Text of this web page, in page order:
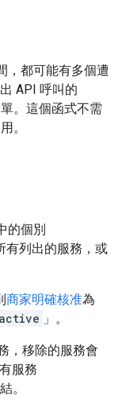
，都可能有多個遭
API 呼叫的
。這個函式不需
。
的個別
有列出的服務，或
商家明確核准為
active 」。
，移除的服務會
服務
。